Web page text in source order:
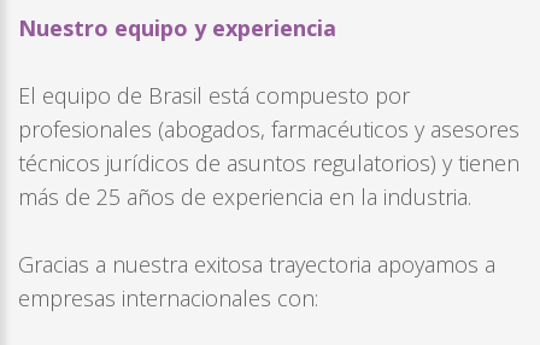
Nuestro equipo y experiencia
El equipo de Brasil está compuesto por
profesionales (abogados, farmacéuticos y asesores
técnicos jurídicos de asuntos regulatorios) y tienen
más de 25 años de experiencia en la industria.
Gracias a nuestra exitosa trayectoria apoyamos a
empresas internacionales con: